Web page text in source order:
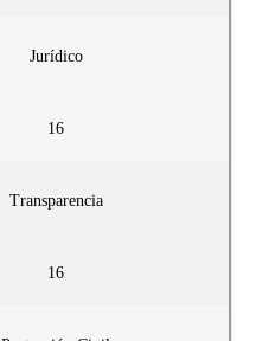
Jurídico
16
Transparencia
16